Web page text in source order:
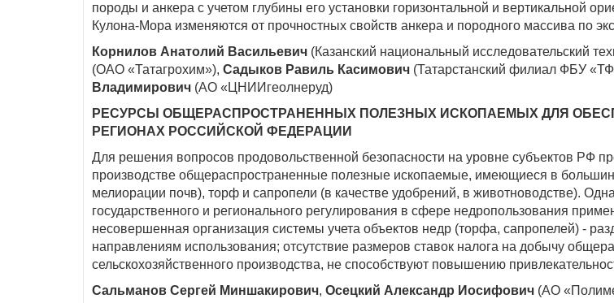
породы и анкера с учетом глубины его установки горизонтальной и вертикальной
Кулона-Мора изменяются от прочностных свойств анкера и породного массива по
Корнилов Анатолий Васильевич (Казанский национальный исследовательский
(ОАО «Татагрохим»), Садыков Равиль Касимович (Татарстанский филиал ФБУ
Владимирович (АО «ЦНИИгеолнеруд)
РЕСУРСЫ ОБЩЕРАСПРОСТРАНЕННЫХ ПОЛЕЗНЫХ ИСКОПАЕМЫХ ДЛЯ
РЕГИОНАХ РОССИЙСКОЙ ФЕДЕРАЦИИ
Для решения вопросов продовольственной безопасности на уровне субъектов РФ
производстве общераспространенные полезные ископаемые, имеющиеся в
мелиорации почв), торф и сапропели (в качестве удобрений, в животноводстве).
государственного и регионального регулирования в сфере недропользования
несовершенная организация системы учета объектов недр (торфа, сапропелей) -
направлениям использования; отсутствие размеров ставок налога на добычу
сельскохозяйственного производства, не способствуют повышению
Cальманов Сергей Миншакирович, Осецкий Александр Иосифович (АО